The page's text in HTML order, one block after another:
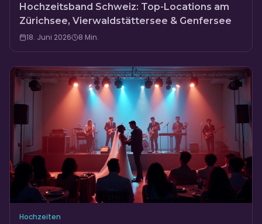
Hochzeitsband Schweiz: Top-Locations am
Zürichsee, Vierwaldstättersee & Genfersee
18. Juni 2026 8 Min.
Hochzeiten